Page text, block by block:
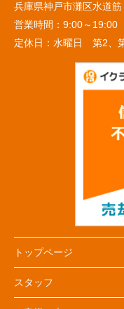
兵庫県神戸市灘区水道筋
営業時間： 9:00～19:00
定休日： 水曜日 第2、
トップページ
スタッフ